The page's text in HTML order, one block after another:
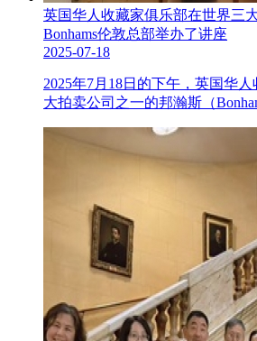
英国华人收藏家俱乐部在世界三
Bonhams伦敦总部举办了讲座
2025-07-18
2025年7月18日的下午，英国华
大拍卖公司之一的邦瀚斯（